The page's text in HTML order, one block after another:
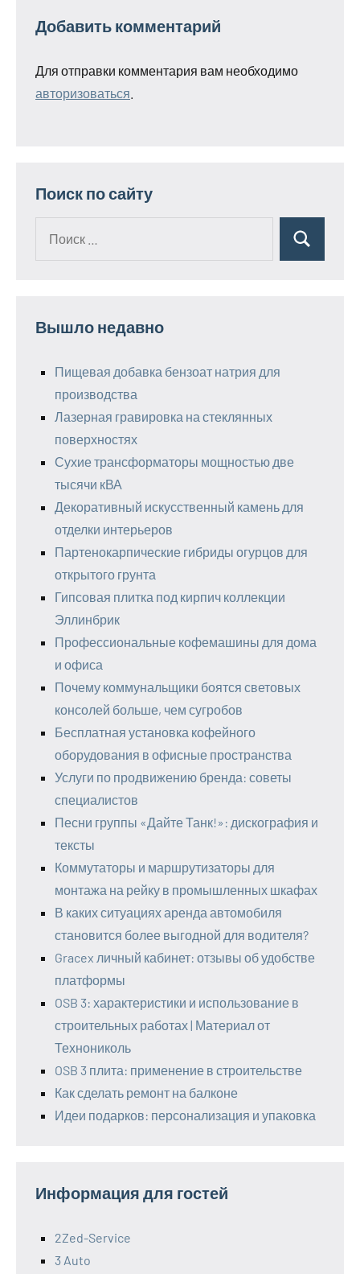
Добавить комментарий
Для отправки комментария вам необходимо
авторизоваться
Поиск по сайту
Поиск
Вышло недавно
Пищевая добавка бензоат натрия для
производства
Лазерная гравировка на стеклянных
поверхностях
Сухие трансформаторы мощностью две
тысячи кВА
Декоративный искусственный камень для
отделки интерьеров
Партенокарпические гибриды огурцов для
открытого грунта
Гипсовая плитка под кирпич коллекции
Эллинбрик
Профессиональные кофемашины для дома
и офиса
Почему коммунальщики боятся световых
консолей больше, чем сугробов
Бесплатная установка кофейного
оборудования в офисные пространства
Услуги по продвижению бренда: советы
специалистов
Песни группы «Дайте Танк!»: дискография и
тексты
Коммутаторы и маршрутизаторы для
монтажа на рейку в промышленных шкафах
В каких ситуациях аренда автомобиля
становится более выгодной для водителя?
Gracex личный кабинет: отзывы об удобстве
платформы
OSB 3: характеристики и использование в
строительных работах | Материал от
Технониколь
OSB 3 плита: применение в строительстве
Как сделать ремонт на балконе
Идеи подарков: персонализация и упаковка
Информация для гостей
2Zed-Service
3 Auto